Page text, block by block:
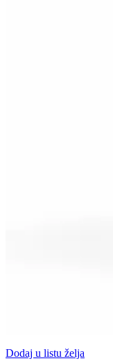
Dodaj u listu želja